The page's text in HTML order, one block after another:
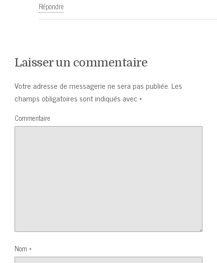
Répondre
Laisser un commentaire
Votre adresse de messagerie ne sera pas publiée. Les
champs obligatoires sont indiqués avec*
Commentaire
Nom *